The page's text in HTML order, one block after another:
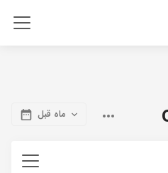
ماه قبل